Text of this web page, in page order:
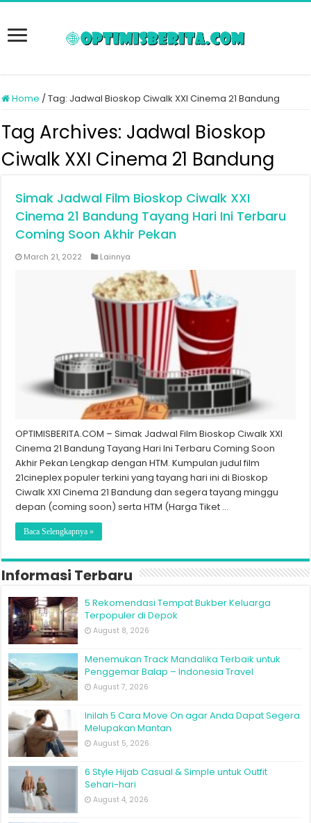
Home /Tag: Jadwal Bioskop Ciwalk XXI Cinema 21 Bandung
Tag Archives: Jadwal Bioskop
Ciwalk XXI Cinema 21 Bandung
Simak Jadwal Film Bioskop Ciwalk XXI
Cinema 21 Bandung Tayang Hari Ini Terbaru
Coming Soon Akhir Pekan
March 21, 2022 Lainnya
OPTIMISBERITA.COM – Simak Jadwal Film Bioskop Ciwalk XXI
Cinema 21 Bandung Tayang Hari Ini Terbaru Coming Soon
Akhir Pekan Lengkap dengan HTM. Kumpulan judul film
21cineplex populer terkini yang tayang hari ini di Bioskop
Ciwalk XXI Cinema 21 Bandung dan segera tayang minggu
depan (coming soon) serta HTM (Harga Tiket …
Baca Selengkapnya »
Informasi Terbaru
5 Rekomendasi Tempat Bukber Keluarga
Terpopuler di Depok
August 8, 2026
Menemukan Track Mandalika Terbaik untuk
Penggemar Balap – Indonesia Travel
August 7, 2026
Inilah 5 Cara Move On agar Anda Dapat Segera
Melupakan Mantan
August 5, 2026
6 Style Hijab Casual & Simple untuk Outfit
Sehari-hari
August 4, 2026